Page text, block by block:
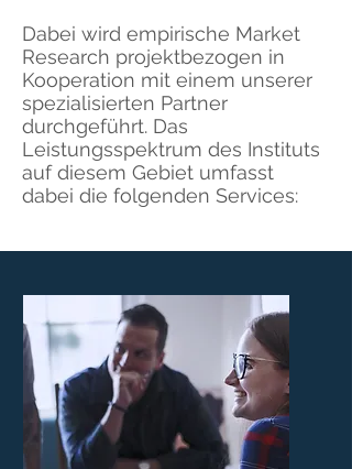
Dabei wird empirische Market
Research projektbezogen in
Kooperation mit einem unserer
spezialisierten Partner
durchgeführt. Das
Leistungsspektrum des Instituts
auf diesem Gebiet umfasst
dabei die folgenden Services: